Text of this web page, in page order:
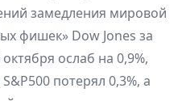
замедления мировой
фишек» Dow Jones за
ослаб на 0,9%,
потерял 0,3%, а